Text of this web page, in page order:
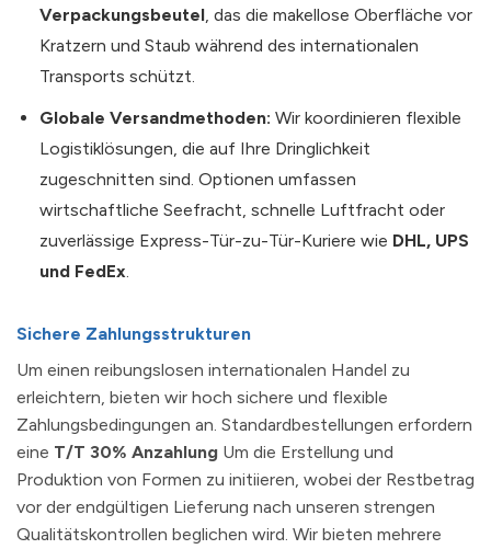
Verpackungsbeutel, das die makellose Oberfläche vor
Kratzern und Staub während des internationalen
Transports schützt.
Globale Versandmethoden: Wir koordinieren flexible
Logistiklösungen, die auf Ihre Dringlichkeit
zugeschnitten sind. Optionen umfassen
wirtschaftliche Seefracht, schnelle Luftfracht oder
zuverlässige Express-Tür-zu-Tür-Kuriere wie DHL, UPS
und FedEx
Sichere Zahlungsstrukturen
Um einen reibungslosen internationalen Handel zu
erleichtern, bieten wir hoch sichere und flexible
Zahlungsbedingungen an. Standardbestellungen erfordern
eine T/T 30% Anzahlung Um die Erstellung und
Produktion von Formen zu initiieren, wobei der Restbetrag
vor der endgültigen Lieferung nach unseren strengen
Qualitätskontrollen beglichen wird. Wir bieten mehrere